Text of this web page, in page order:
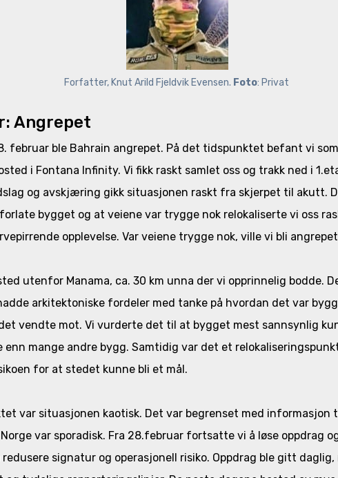
Forfatter, Knut Arild Fjeldvik Evensen. Foto: Privat
Angrepet
februar ble Bahrain angrepet. På det tidspunktet befant vi
i Fontana Infinity. Vi fikk raskt samlet oss og trakk ned i
og avskjæring gikk situasjonen raskt fra skjerpet til akutt.
bygget og at veiene var trygge nok relokaliserte vi oss
opplevelse. Var veiene trygge nok, ville vi bli
utenfor Manama, ca. 30 km unna der vi opprinnelig bodde.
arkitektoniske fordeler med tanke på hvordan det var
vendte mot. Vi vurderte det til at bygget mest sannsynlig
enn mange andre bygg. Samtidig var det et
for at stedet kunne bli et mål.
var situasjonen kaotisk. Det var begrenset med informasjon
var sporadisk. Fra 28.februar fortsatte vi å løse oppdrag
signatur og operasjonell risiko. Oppdrag ble gitt daglig,